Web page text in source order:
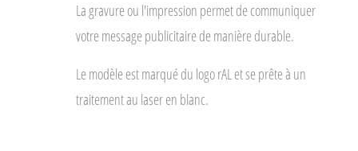
La gravure ou l'impression permet de communiquer
votre message publicitaire de manière durable.
Le modèle est marqué du logo rAL et se prête à un
traitement au laser en blanc.